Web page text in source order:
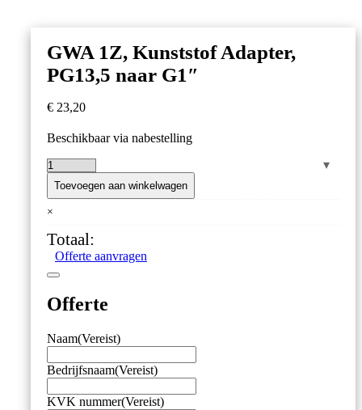
GWA 1Z, Kunststof Adapter,
PG13,5 naar G1″
€ 23,20
Beschikbaar via nabestelling
GWA
1Z,
Kunststof
Adapter,
naar
G1"
aantal
Toevoegen aan winkelwagen
×
Totaal:
Offerte aanvragen
Offerte
Naam(Vereist)
Bedrijfsnaam(Vereist)
KVK nummer(Vereist)